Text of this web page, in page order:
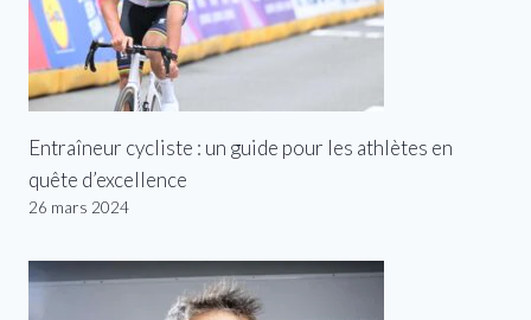
Entraîneur cycliste : un guide pour les athlètes en
quête d’excellence
26 mars 2024